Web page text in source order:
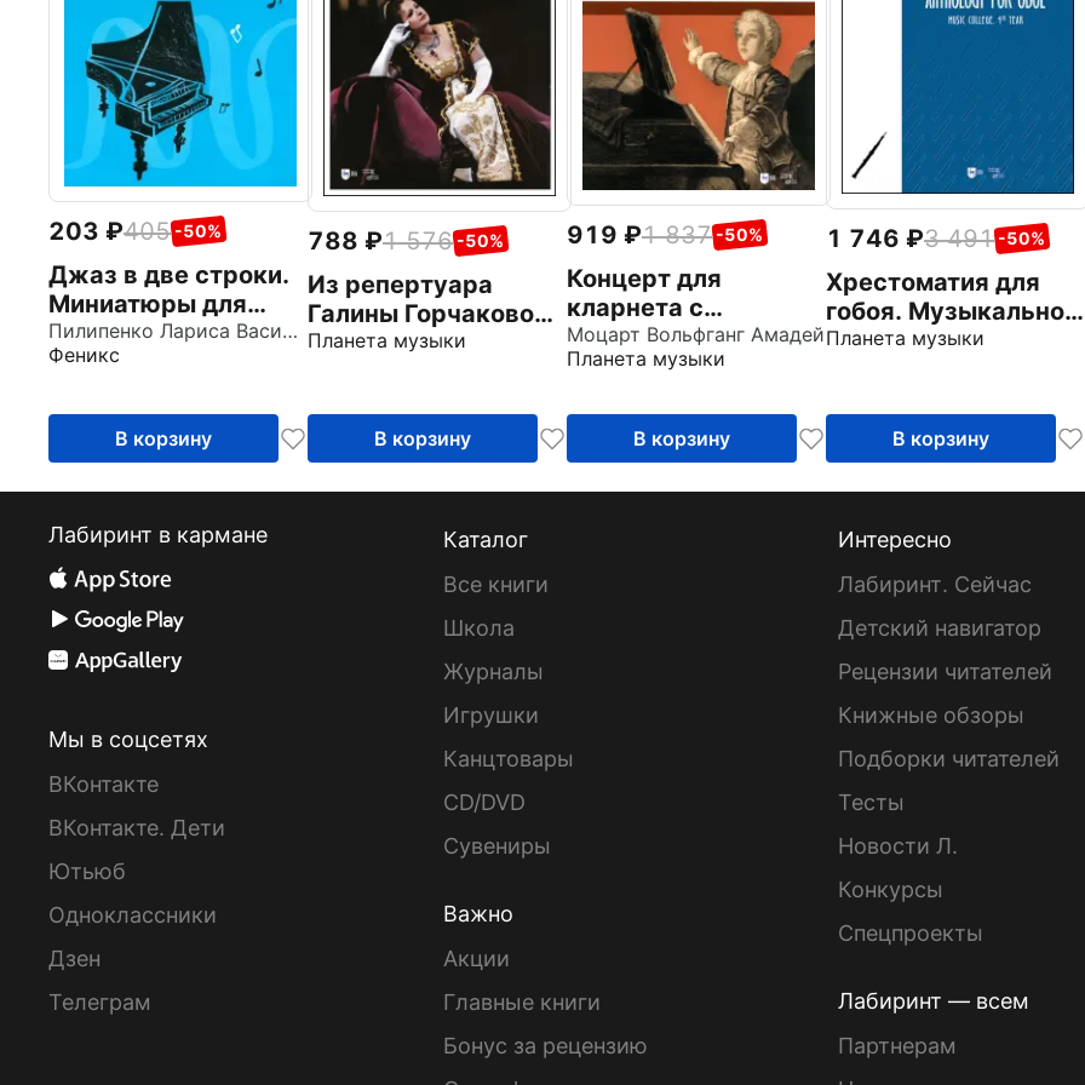
203 405 -50%
Джаз в две строки.
Миниатюры для
фортепиано
Пилипенко Лариса Васильевна
Феникс
В корзину
788 1 576 -50%
Из репертуара
Галины Горчаковой.
Арии итальянских
Пуччини. Ноты
Планета музыки
В корзину
919 1 837 -50%
Концерт для
кларнета с
оркестром A-dur. К
622. Клавир и
Моцарт Вольфганг Амадей
Планета музыки
В корзину
1 746 3 491 -50%
Хрестоматия для
гобоя. Музыкальное
училище. IV курс.
Планета музыки
В корзину
Лабиринт в кармане
Мы в соцсетях
ВКонтакте
ВКонтакте. Дети
Ютьюб
Одноклассники
Дзен
Телеграм
Каталог
Все книги
Школа
Журналы
Игрушки
Канцтовары
CD/DVD
Сувениры
Важно
Акции
Главные книги
Бонус за рецензию
Интересно
Лабиринт. Сейчас
Детский навигатор
Рецензии читателей
Книжные обзоры
Подборки читателей
Тесты
Новости Л.
Конкурсы
Спецпроекты
Лабиринт — всем
Партнерам